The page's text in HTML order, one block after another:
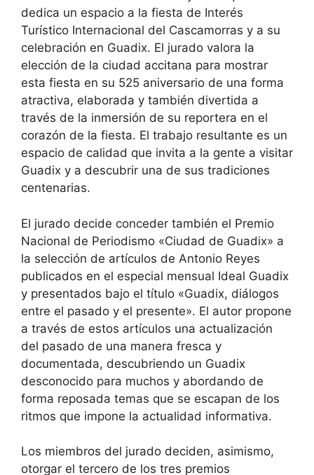
dedica un espacio a la fiesta de Interés
Turístico Internacional del Cascamorras y a su
celebración en Guadix. El jurado valora la
elección de la ciudad accitana para mostrar
esta fiesta en su 525 aniversario de una forma
atractiva, elaborada y también divertida a
través de la inmersión de su reportera en el
corazón de la fiesta. El trabajo resultante es un
espacio de calidad que invita a la gente a visitar
Guadix y a descubrir una de sus tradiciones
centenarias.
El jurado decide conceder también el Premio
Nacional de Periodismo «Ciudad de Guadix» a
la selección de artículos de Antonio Reyes
publicados en el especial mensual Ideal Guadix
y presentados bajo el título «Guadix, diálogos
entre el pasado y el presente». El autor propone
a través de estos artículos una actualización
del pasado de una manera fresca y
documentada, descubriendo un Guadix
desconocido para muchos y abordando de
forma reposada temas que se escapan de los
ritmos que impone la actualidad informativa.
Los miembros del jurado deciden, asimismo,
otorgar el tercero de los tres premios